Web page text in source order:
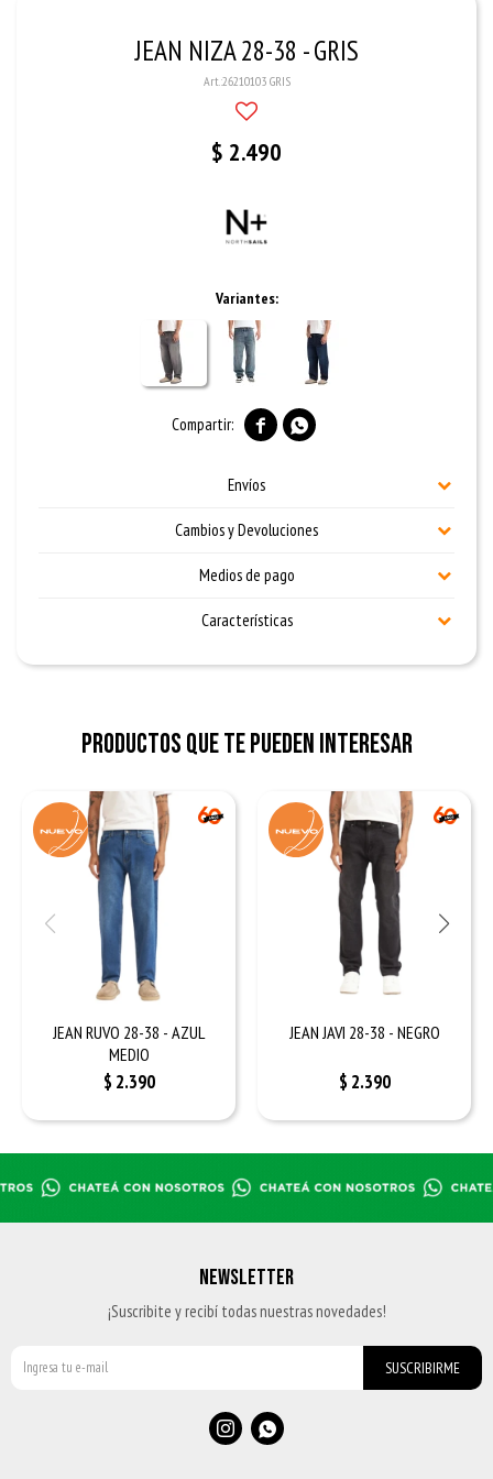
JEAN NIZA 28-38 - GRIS
26210103 GRIS
$ 2.490
Variantes:
 
Envíos
Cambios y Devoluciones
Medios de pago
Características
Productos que te pueden interesar
JEAN RUVO 28-38 - AZUL
MEDIO
$ 2.390
JEAN JAVI 28-38 - NEGRO
$ 2.390
NEWSLETTER
¡Suscribite y recibí todas nuestras novedades!
SUSCRIBIRME
 